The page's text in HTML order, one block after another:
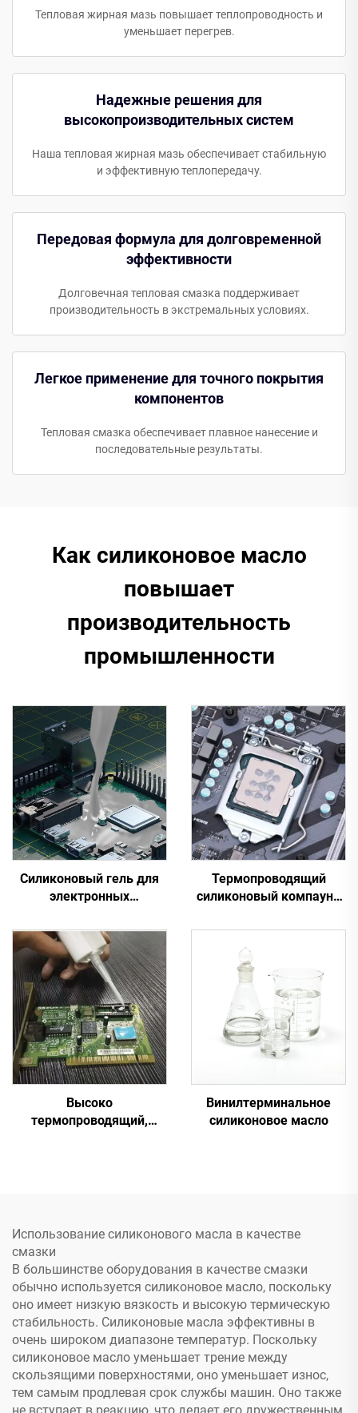
Тепловая жирная мазь повышает теплопроводность и
уменьшает перегрев.
Надежные решения для
высокопроизводительных систем
Наша тепловая жирная мазь обеспечивает стабильную
и эффективную теплопередачу.
Передовая формула для долговременной
эффективности
Долговечная тепловая смазка поддерживает
производительность в экстремальных условиях.
Легкое применение для точного покрытия
компонентов
Тепловая смазка обеспечивает плавное нанесение и
последовательные результаты.
Как силиконовое масло
повышает
производительность
промышленности
Силиконовый гель для
электронных
Термопроводящий
силиконовый компаунд
деталей C-628
Высоко
термопроводящий,
Винилтерминальное
силиконовое масло
Использование силиконового масла в качестве
смазки
В большинстве оборудования в качестве смазки
обычно используется силиконовое масло, поскольку
оно имеет низкую вязкость и высокую термическую
стабильность. Силиконовые масла эффективны в
очень широком диапазоне температур. Поскольку
силиконовое масло уменьшает трение между
скользящими поверхностями, оно уменьшает износ,
тем самым продлевая срок службы машин. Оно также